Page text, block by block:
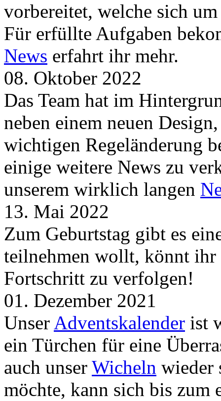
vorbereitet, welche sich
Für erfüllte Aufgaben
News erfahrt ihr mehr.
08. Oktober 2022
Das Team hat im
neben einem neuen
wichtigen Regeländerung
einige weitere News zu
unserem wirklich langen
13. Mai 2022
Zum Geburtstag gibt es
teilnehmen wollt, könnt
Fortschritt zu verfolgen!
01. Dezember 2021
Unser Adventskalender ist
ein Türchen für eine
auch unser Wicheln wieder
möchte, kann sich bis